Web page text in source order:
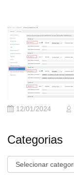
12/01/2024
Categorias
Categorias